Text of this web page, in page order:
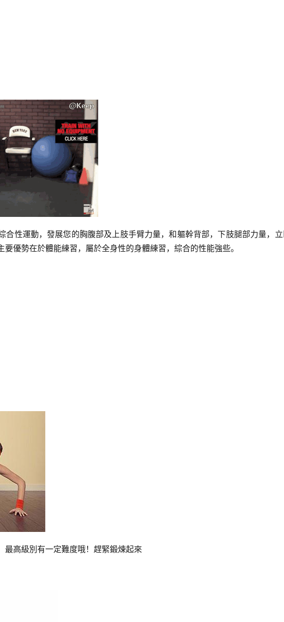
合性運動，發展您的胸腹部及上肢手臂力量，和軀幹背部，下肢腿部力量，
優勢在於體能練習，屬於全身性的身體練習，綜合的性能強些。
最高級別有一定難度哦！趕緊鍛煉起來